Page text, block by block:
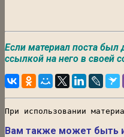
Если материал поста был
ссылкой на него в своей
При использовании
Вам также может быть